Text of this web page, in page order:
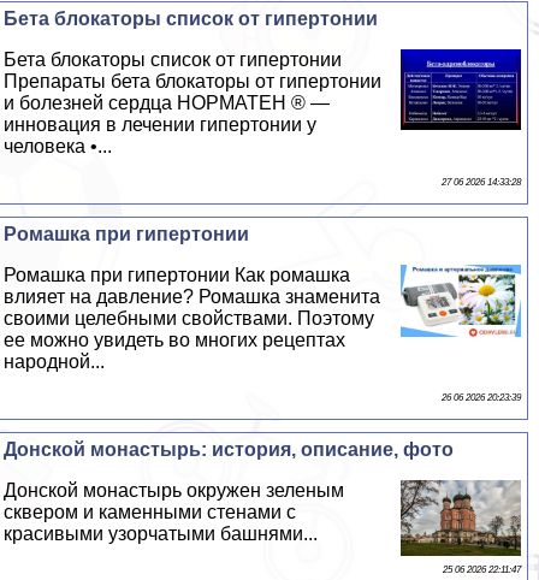
Бета блокаторы список от гипертонии
Бета блокаторы список от гипертонии
Препараты бета блокаторы от гипертонии
и болезней сердца НОРМАТЕН ® —
инновация в лечении гипертонии у
человека •...
27 06 2026 14:33:28
Ромашка при гипертонии
Ромашка при гипертонии Как ромашка
влияет на давление? Ромашка знаменита
своими целебными свойствами. Поэтому
ее можно увидеть во многих рецептах
народной...
26 06 2026 20:23:39
Донской монастырь: история, описание, фото
Донской монастырь окружен зеленым
сквером и каменными стенами с
красивыми узорчатыми башнями...
25 06 2026 22:11:47